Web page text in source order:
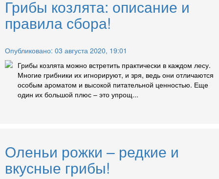
Грибы козлята: описание и
правила сбора!
Опубликовано: 03 августа 2020, 19:01
Грибы козлята можно встретить практически в каждом лесу.
Многие грибники их игнорируют, и зря, ведь они отличаются
особым ароматом и высокой питательной ценностью. Еще
один их большой плюс – это упрощ...
Оленьи рожки – редкие и
вкусные грибы!